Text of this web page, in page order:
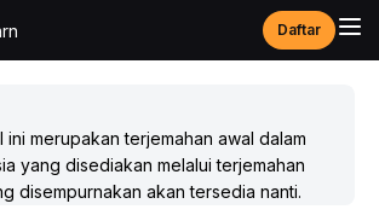
Daftar
ini merupakan terjemahan awal dalam
yang disediakan melalui terjemahan
disempurnakan akan tersedia nanti.